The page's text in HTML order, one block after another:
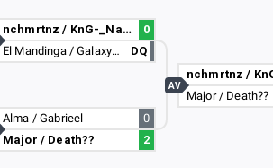
nchmrtnz / KnG-_Nauu234
0
El Mandinga / GalaxyPredators
DQ
Alma / Gabrieel
0
Major / Death??
2
Major / Death??
AV